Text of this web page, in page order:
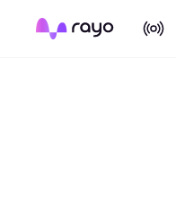
On Air